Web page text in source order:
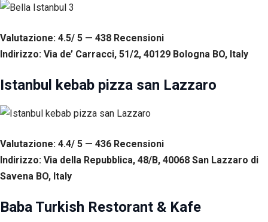
Valutazione: 4.5/ 5 — 438 Recensioni
Indirizzo: Via de’ Carracci, 51/2, 40129 Bologna BO, Italy
Istanbul kebab pizza san Lazzaro
Valutazione: 4.4/ 5 — 436 Recensioni
Indirizzo: Via della Repubblica, 48/B, 40068 San Lazzaro di
Savena BO, Italy
Baba Turkish Restorant & Kafe